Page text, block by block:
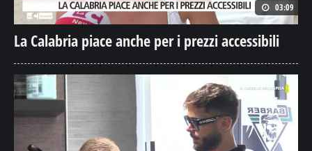
03:09
La Calabria piace anche per i prezzi accessibili